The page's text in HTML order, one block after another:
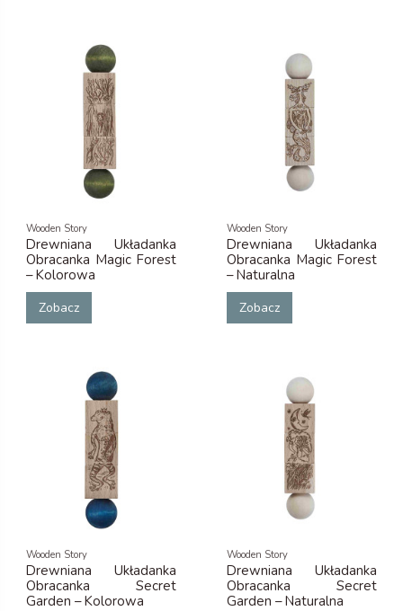
Wooden Story
Drewniana Układanka
Obracanka Magic Forest
– Kolorowa
Zobacz
Wooden Story
Drewniana Układanka
Obracanka Magic Forest
– Naturalna
Zobacz
Wooden Story
Drewniana Układanka
Obracanka Secret
Garden – Kolorowa
Wooden Story
Drewniana Układanka
Obracanka Secret
Garden – Naturalna